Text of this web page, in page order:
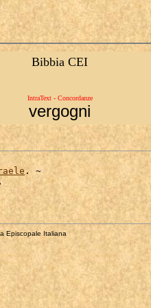
Bibbia CEI
IntraText - Concordanze
vergogni
. ~
Episcopale Italiana